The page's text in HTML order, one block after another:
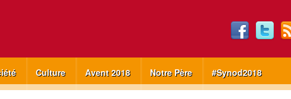
Culture Avent 2018 Notre Père #Synod2018